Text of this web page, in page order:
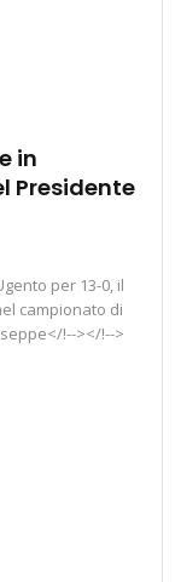
in
Presidente
per 13-0, il
campionato di
!--></!-->